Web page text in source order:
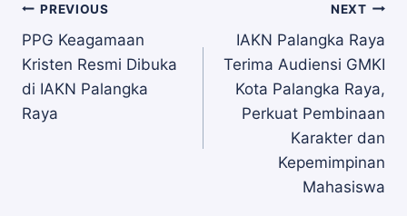
Navigasi
pos
PREVIOUS
PPG Keagamaan
Kristen Resmi Dibuka
di IAKN Palangka
Raya
NEXT
IAKN Palangka Raya
Terima Audiensi GMKI
Kota Palangka Raya,
Perkuat Pembinaan
Karakter dan
Kepemimpinan
Mahasiswa